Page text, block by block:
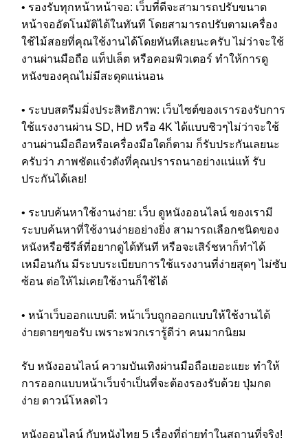
• รองรับทุกหน้าหน้าจอ: เว็บที่ดีจะสามารถปรับขนาด
หน้าจออัตโนมัติได้ในทันที โดยสามารถปรับตามเครื่อง
ใช้ไม้สอยที่คุณใช้งานได้โดยทันทีเลยนะครับ ไม่ว่าจะใช้
งานผ่านมือถือ แท็ปเล็ต หรือคอมพิวเตอร์ ทำให้การดู
หนังของคุณไม่มีสะดุดแน่นอน
• ระบบสตรีมมิ่งประสิทธิภาพ: เว็บไซต์ของเรารองรับการ
ใช้แรงงานผ่าน SD, HD หรือ 4K ได้แบบชิวๆไม่ว่าจะใช้
งานผ่านมือถือหรือเครื่องมือใดก็ตาม ก็รับประกันเลยนะ
ครับว่า ภาพชัดแจ๋วดังที่คุณปรารถนาอย่างแน่แท้ รับ
ประกันได้เลย!
• ระบบค้นหาใช้งานง่าย: เว็บ ดูหนังออนไลน์ ของเรามี
ระบบค้นหาที่ใช้งานง่ายอย่างยิ่ง สามารถเลือกชนิดของ
หนังหรือซีรีส์ที่อยากดูได้ทันที หรือจะเสิร์ชหาก็ทำได้
เหมือนกัน มีระบบระเบียบการใช้แรงงานที่ง่ายสุดๆ ไม่ซับ
ซ้อน ต่อให้ไม่เคยใช้งานก็ใช้ได้
• หน้าเว็บออกแบบดี: หน้าเว็บถูกออกแบบให้ใช้งานได้
ง่ายดายๆขอรับ เพราะพวกเรารู้ดีว่า คนมากนิยม
รับ หนังออนไลน์ ความบันเทิงผ่านมือถือเยอะแยะ ทำให้
การออกแบบหน้าเว็บจำเป็นที่จะต้องรองรับด้วย ปุ่มกด
ง่าย ดาวน์โหลดไว
หนังออนไลน์ กับหนังไทย 5 เรื่องที่ถ่ายทำในสถานที่จริง!